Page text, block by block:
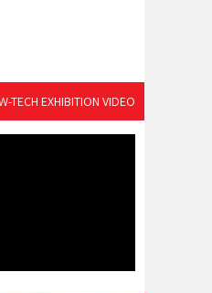
TECH EXHIBITION VIDEO